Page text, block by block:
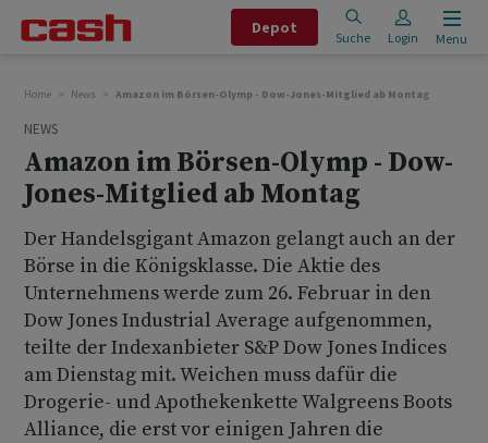
Depot
Suche Login Menu
Home News Amazon im Börsen-Olymp - Dow-Jones-Mitglied ab Montag
NEWS
Amazon im Börsen-Olymp - Dow-
Jones-Mitglied ab Montag
Der Handelsgigant Amazon gelangt auch an der
Börse in die Königsklasse. Die Aktie des
Unternehmens werde zum 26. Februar in den
Dow Jones Industrial Average aufgenommen,
teilte der Indexanbieter S&P Dow Jones Indices
am Dienstag mit. Weichen muss dafür die
Drogerie- und Apothekenkette Walgreens Boots
Alliance, die erst vor einigen Jahren die